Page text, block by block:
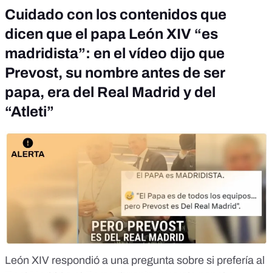
Cuidado con los contenidos que
dicen que el papa León XIV “es
madridista”: en el vídeo dijo que
Prevost, su nombre antes de ser
papa, era del Real Madrid y del
“Atleti”
León XIV respondió a una pregunta sobre si prefería al